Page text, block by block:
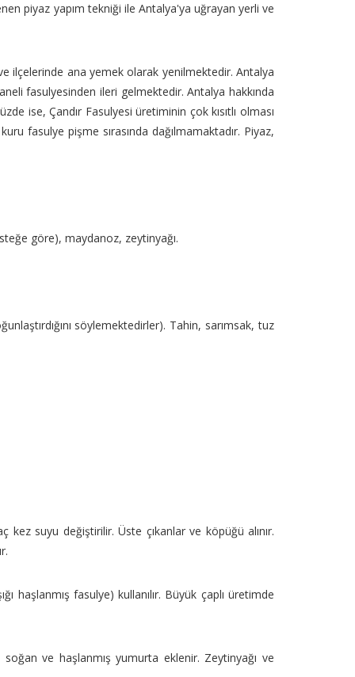
piyaz yapım tekniği ile Antalya'ya uğrayan yerli ve
ilçelerinde ana yemek olarak yenilmektedir. Antalya
fasulyesinden ileri gelmektedir. Antalya hakkında
ise, Çandır Fasulyesi üretiminin çok kısıtlı olması
fasulye pişme sırasında dağılmamaktadır. Piyaz,
göre), maydanoz, zeytinyağı.
söylemektedirler). Tahin, sarımsak, tuz
suyu değiştirilir. Üste çıkanlar ve köpüğü alınır.
haşlanmış fasulye) kullanılır. Büyük çaplı üretimde
ve haşlanmış yumurta eklenir. Zeytinyağı ve